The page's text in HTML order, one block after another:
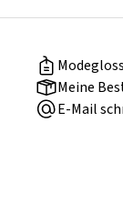
Meine
E-Mail